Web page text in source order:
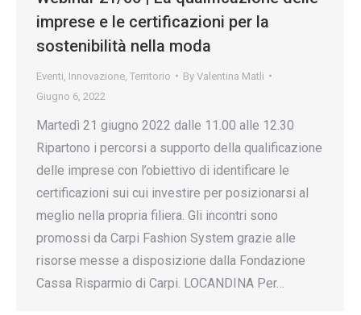
imprese e le certificazioni per la
sostenibilità nella moda
Eventi Innovazione Territorio By Valentina Matli
Giugno 6, 2022
Martedì 21 giugno 2022 dalle 11.00 alle 12.30
Ripartono i percorsi a supporto della qualificazione
delle imprese con l’obiettivo di identificare le
certificazioni sui cui investire per posizionarsi al
meglio nella propria filiera. Gli incontri sono
promossi da Carpi Fashion System grazie alle
risorse messe a disposizione dalla Fondazione
Cassa Risparmio di Carpi. LOCANDINA Per…